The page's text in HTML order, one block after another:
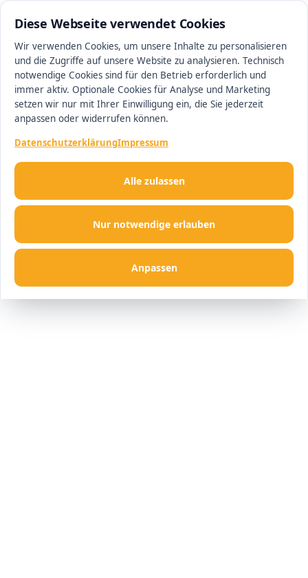
Diese Webseite verwendet Cookies
Wir verwenden Cookies, um unsere Inhalte zu personalisieren
und die Zugriffe auf unsere Website zu analysieren. Technisch
notwendige Cookies sind für den Betrieb erforderlich und
immer aktiv. Optionale Cookies für Analyse und Marketing
setzen wir nur mit Ihrer Einwilligung ein, die Sie jederzeit
anpassen oder widerrufen können.
DatenschutzerklärungImpressum
Nur notwendige erlauben
Anpassen
Alle zulassen